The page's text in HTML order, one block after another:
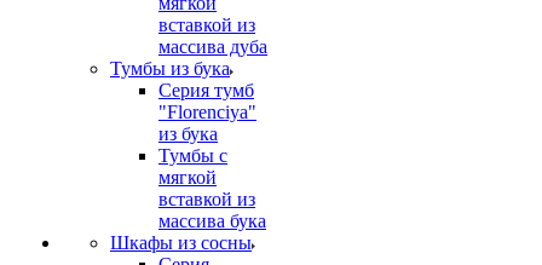
вставкой из
массива дуба
Тумбы из бука
Серия тумб
"Florenciya"
из бука
Тумбы с
мягкой
вставкой из
массива бука
Шкафы из сосны